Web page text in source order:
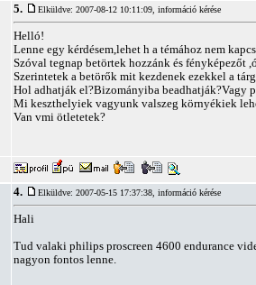
5. Elküldve: 2007-08-12 10:11:09, információ kérése
Helló!
Lenne egy kérdésem,lehet h a témához nem
Szóval tegnap betörtek hozzánk és fényképezőt
Szerintetek a betörők mit kezdenek ezekkel a
Hol adhatják el?Bizományiba beadhatják?Vagy
Mi keszthelyiek vagyunk valszeg környékiek
Van vmi ötletetek?
4. Elküldve: 2007-05-15 17:37:38, információ kérése
Hali
Tud valaki philips proscreen 4600 endurance
nagyon fontos lenne.